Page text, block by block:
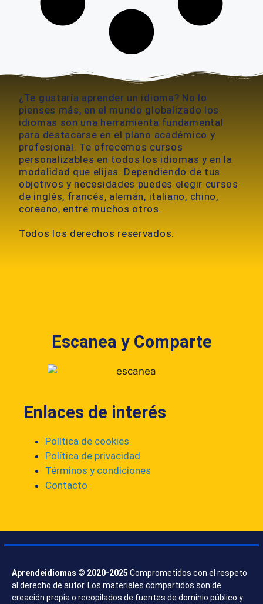
¿Te gustaría aprender un idioma? No lo
pienses más, en el mundo globalizado los
idiomas son una herramienta fundamental
para destacarse en el plano académico y
profesional. Te ofrecemos cursos
personalizables en todos los idiomas y en la
modalidad que elijas. Dependiendo de tus
objetivos y necesidades puedes elegir cursos
de inglés, francés, alemán, italiano, chino,
coreano, entre muchos otros.
Todos los derechos reservados.
Escanea y Comparte
Enlaces de interés
Política de cookies
Política de privacidad
Términos y condiciones
Contacto
Aprendeidiomas © 2020-2025 Comprometidos con el respeto
al derecho de autor. Los materiales compartidos son de
creación propia o recopilados de fuentes de dominio público y